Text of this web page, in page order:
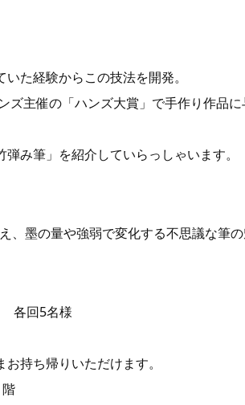
た経験からこの技法を開発。
主催の「ハンズ大賞」で手作り作品に
み筆」を紹介していらっしゃいます。
、墨の量や強弱で変化する不思議な筆の
5名様
帰りいただけます。
階